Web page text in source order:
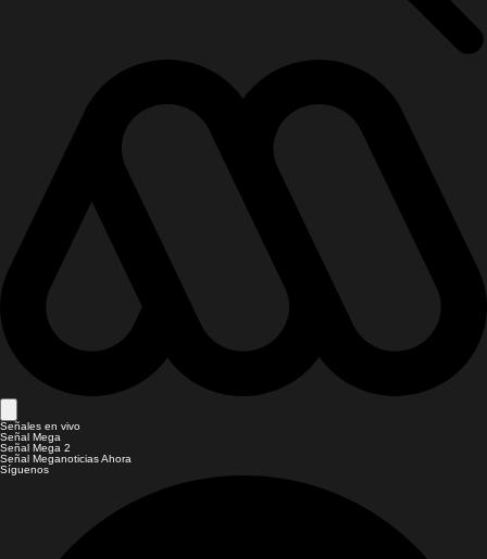
Señales en vivo
Señal Mega
Señal Mega 2
Señal Meganoticias Ahora
Síguenos